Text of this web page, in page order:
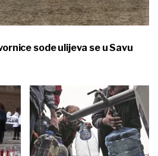
sode ulijeva se u Savu